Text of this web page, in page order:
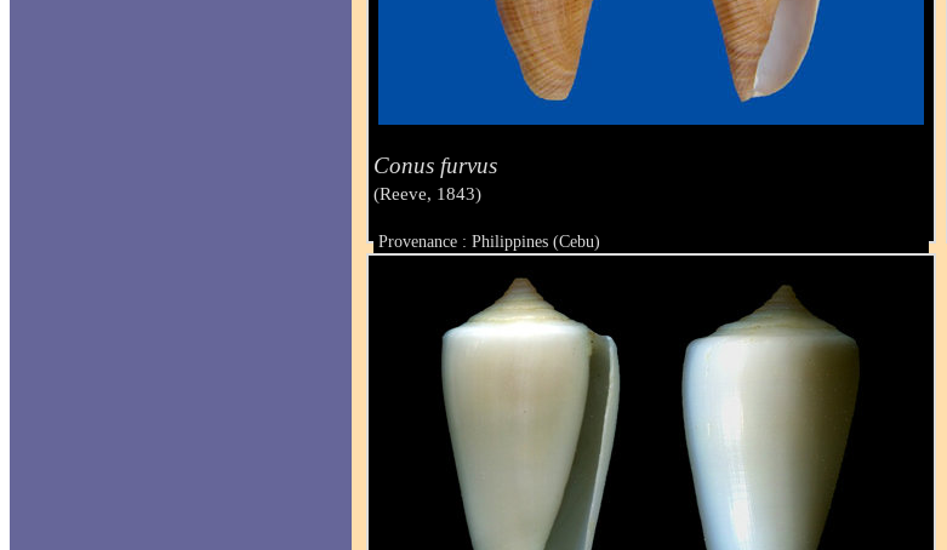
Conus furvus
(Reeve, 1843)
Provenance : Philippines (Cebu)
Taille : 44.2 mm